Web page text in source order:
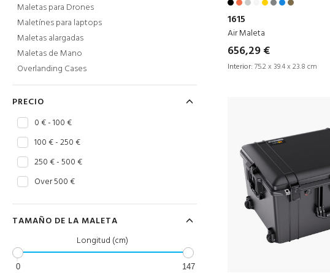
Maletas para Drones
Maletínes para laptops
Maletas alargadas
Maletas de Mano
Overlanding Cases
PRECIO
0 € - 100 €
100 € - 250 €
250 € - 500 €
Over 500 €
TAMAÑO DE LA MALETA
Longitud (cm)
0 147
1615
Air Maleta
656,29 €
Interior: 75.2 x 39.4 x 23.8 cm